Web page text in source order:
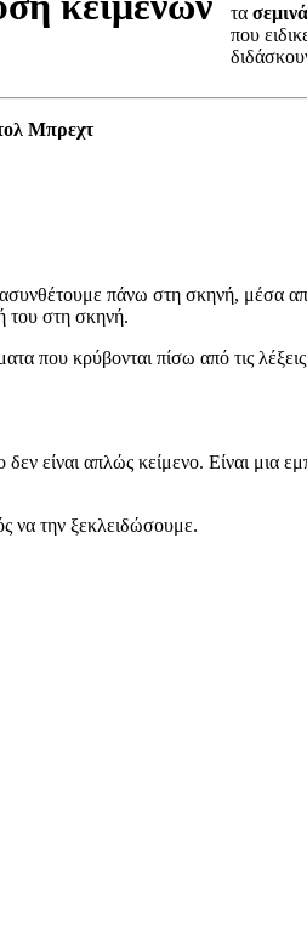
Μπρεχτ
πάνω στη σκηνή, μέσα
του στη σκηνή.
που κρύβονται πίσω από τις λέξεις,
είναι απλώς κείμενο. Είναι μια
να την ξεκλειδώσουμε.
τα
που